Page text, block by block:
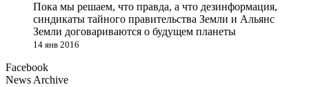
Пока мы решаем, что правда, а что дезинформация,
синдикаты тайного правительства Земли и Альянс
Земли договариваются о будущем планеты
14 янв 2016
Facebook
News Archive